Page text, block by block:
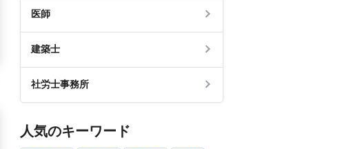
医師
建築士
社労士事務所
人気のキーワード